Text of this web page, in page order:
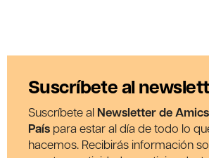
Suscríbete al
Suscríbete al Newsletter de
País para estar al día de todo lo
hacemos. Recibirás información